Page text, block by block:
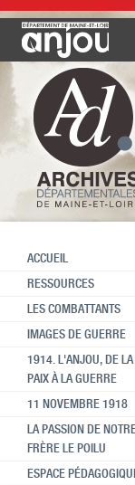
ACCUEIL
RESSOURCES
LES COMBATTANTS
IMAGES DE GUERRE
1914. L'ANJOU, DE LA
PAIX À LA GUERRE
11 NOVEMBRE 1918
LA PASSION DE
FRÈRE LE POILU
ESPACE